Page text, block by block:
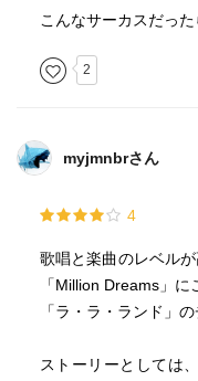
こんなサーカスだった
2
myjmnbrさん
4
歌唱と楽曲のレベル
「Million Dreams」
「ラ・ラ・ランド」の
ストーリーとしては